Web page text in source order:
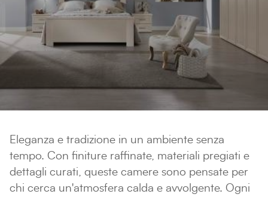
Eleganza e tradizione in un ambiente senza
tempo. Con finiture raffinate, materiali pregiati e
dettagli curati, queste camere sono pensate per
chi cerca un'atmosfera calda e avvolgente. Ogni